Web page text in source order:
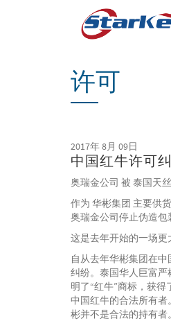
许可
2017年 8月 09日
中国红牛许可
奥瑞金公司 被 泰国天
作为 华彬集团 主要供
奥瑞金公司停止伪造包
这是去年开始的一场更
自从去年华彬集团在
纠纷。泰国华人巨富严
明了“红牛”商标，获
中国红牛的合法所有
彬并不是合法的持有者。